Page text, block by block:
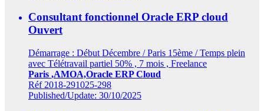
Consultant fonctionnel Oracle ERP cloud
Ouvert
Démarrage : Début Décembre / Paris 15ème / Temps plein
avec Télétravail partiel 50% , 7 mois , Freelance
Paris ,AMOA,Oracle ERP Cloud
Réf 2018-291025-298
Published/Update: 30/10/2025